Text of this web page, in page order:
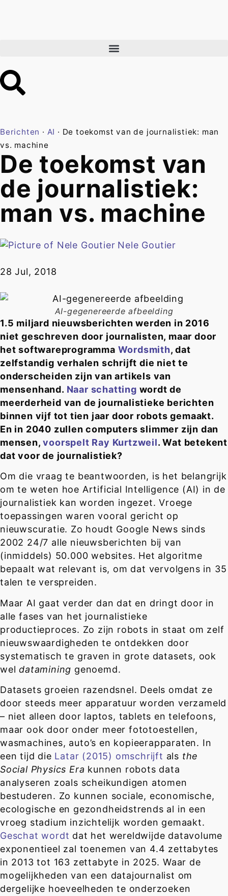
Berichten · AI · De toekomst van de journalistiek: man
vs. machine
De toekomst van
de journalistiek:
man vs. machine
Nele Goutier
28 Jul, 2018
AI-gegenereerde afbeelding
1.5 miljard nieuwsberichten werden in 2016
niet geschreven door journalisten, maar door
het softwareprogramma Wordsmith, dat
zelfstandig verhalen schrijft die niet te
onderscheiden zijn van artikels van
mensenhand. Naar schatting wordt de
meerderheid van de journalistieke berichten
binnen vijf tot tien jaar door robots gemaakt.
En in 2040 zullen computers slimmer zijn dan
mensen,voorspelt Ray Kurtzweil. Wat betekent
dat voor de journalistiek?
Om die vraag te beantwoorden, is het belangrijk
om te weten hoe Artificial Intelligence (AI) in de
journalistiek kan worden ingezet. Vroege
toepassingen waren vooral gericht op
nieuwscuratie. Zo houdt Google News sinds
2002 24/7 alle nieuwsberichten bij van
(inmiddels) 50.000 websites. Het algoritme
bepaalt wat relevant is, om dat vervolgens in 35
talen te verspreiden.
Maar AI gaat verder dan dat en dringt door in
alle fases van het journalistieke
productieproces. Zo zijn robots in staat om zelf
nieuwswaardigheden te ontdekken door
systematisch te graven in grote datasets, ook
weldatamining genoemd.
Datasets groeien razendsnel. Deels omdat ze
door steeds meer apparatuur worden verzameld
– niet alleen door laptos, tablets en telefoons,
maar ook door onder meer fototoestellen,
wasmachines, auto’s en kopieerapparaten. In
een tijd die Latar (2015) omschrijft als the
Social Physics Era kunnen robots data
analyseren zoals scheikundigen atomen
bestuderen. Zo kunnen sociale, economische,
ecologische en gezondheidstrends al in een
vroeg stadium inzichtelijk worden gemaakt.
Geschat wordt dat het wereldwijde datavolume
exponentieel zal toenemen van 4.4 zettabytes
in 2013 tot 163 zettabyte in 2025. Waar de
mogelijkheden van een datajournalist om
dergelijke hoeveelheden te onderzoeken